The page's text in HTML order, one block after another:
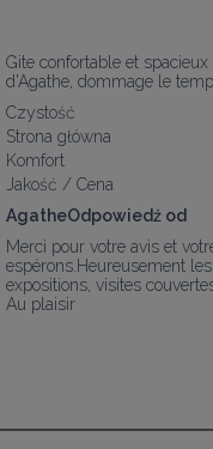
Gite confortable et
d'Agathe, dommage le
Czystość
Strona główna
Komfort
Jakość / Cena
AgatheOdpowiedź od
Merci pour votre avis et
espérons.Heureusement
expositions, visites
Au plaisir